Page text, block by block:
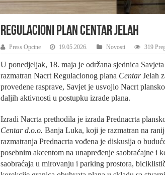
Regulacioni plan Centar Jelah
Press Opcine 19.05.2026. Novosti 319
U ponedjeljak, 18. maja je održana sjednica
razmatran Nacrt Regulacionog plana CentarJelah
provedene rasprave, Savjet je usvojio Nacrt
daljih aktivnosti u postupku izrade plana.
Izradi Nacrta prethodila je izrada Prednacrta
Centar d.o.o. Banja Luka, koji je razmatran na
razmatranja Prednacrta vođena je diskusija o
posebnim akcentom na unapređenje saobraćajne i
saobraćaja u mirovanju i parking prostora,